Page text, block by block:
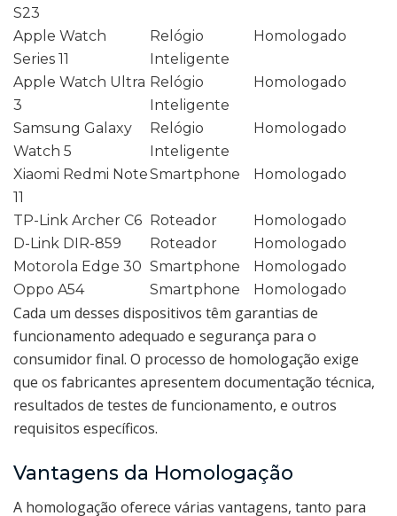
S23
Apple Watch
Series 11
Relógio
Inteligente
Homologado
Apple Watch Ultra
3
Relógio
Inteligente
Homologado
Samsung Galaxy
Watch 5
Relógio
Inteligente
Homologado
Xiaomi Redmi Note
11
Smartphone Homologado
TP-Link Archer C6 Roteador
Homologado
D-Link DIR-859
Roteador
Homologado
Motorola Edge 30 Smartphone
Homologado
Oppo A54
Smartphone Homologado
Cada um desses dispositivos têm garantias de
funcionamento adequado e segurança para o
consumidor final. O processo de homologação exige
que os fabricantes apresentem documentação técnica,
resultados de testes de funcionamento, e outros
requisitos específicos.
Vantagens da Homologação
A homologação oferece várias vantagens, tanto para